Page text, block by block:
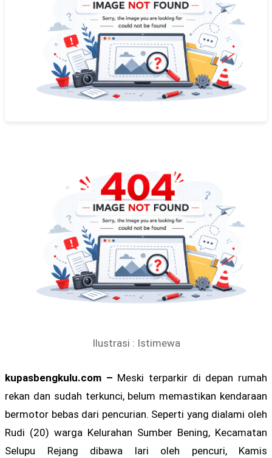
Ilustrasi : Istimewa
kupasbengkulu.com – Meski terparkir di depan rumah
rekan dan sudah terkunci, belum memastikan kendaraan
bermotor bebas dari pencurian. Seperti yang dialami oleh
Rudi (20) warga Kelurahan Sumber Bening, Kecamatan
Selupu Rejang dibawa lari oleh pencuri, Kamis